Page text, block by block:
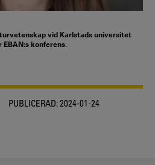
vid Karlstads universitet
konferens.
PUBLICERAD:2024-01-24